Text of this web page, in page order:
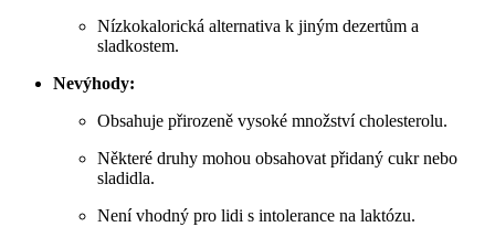
Nízkokalorická alternativa k jiným dezertům a
sladkostem.
Nevýhody:
Obsahuje přirozeně vysoké množství cholesterolu.
Některé druhy mohou obsahovat přidaný cukr nebo
sladidla.
Není vhodný pro lidi s intolerance na laktózu.